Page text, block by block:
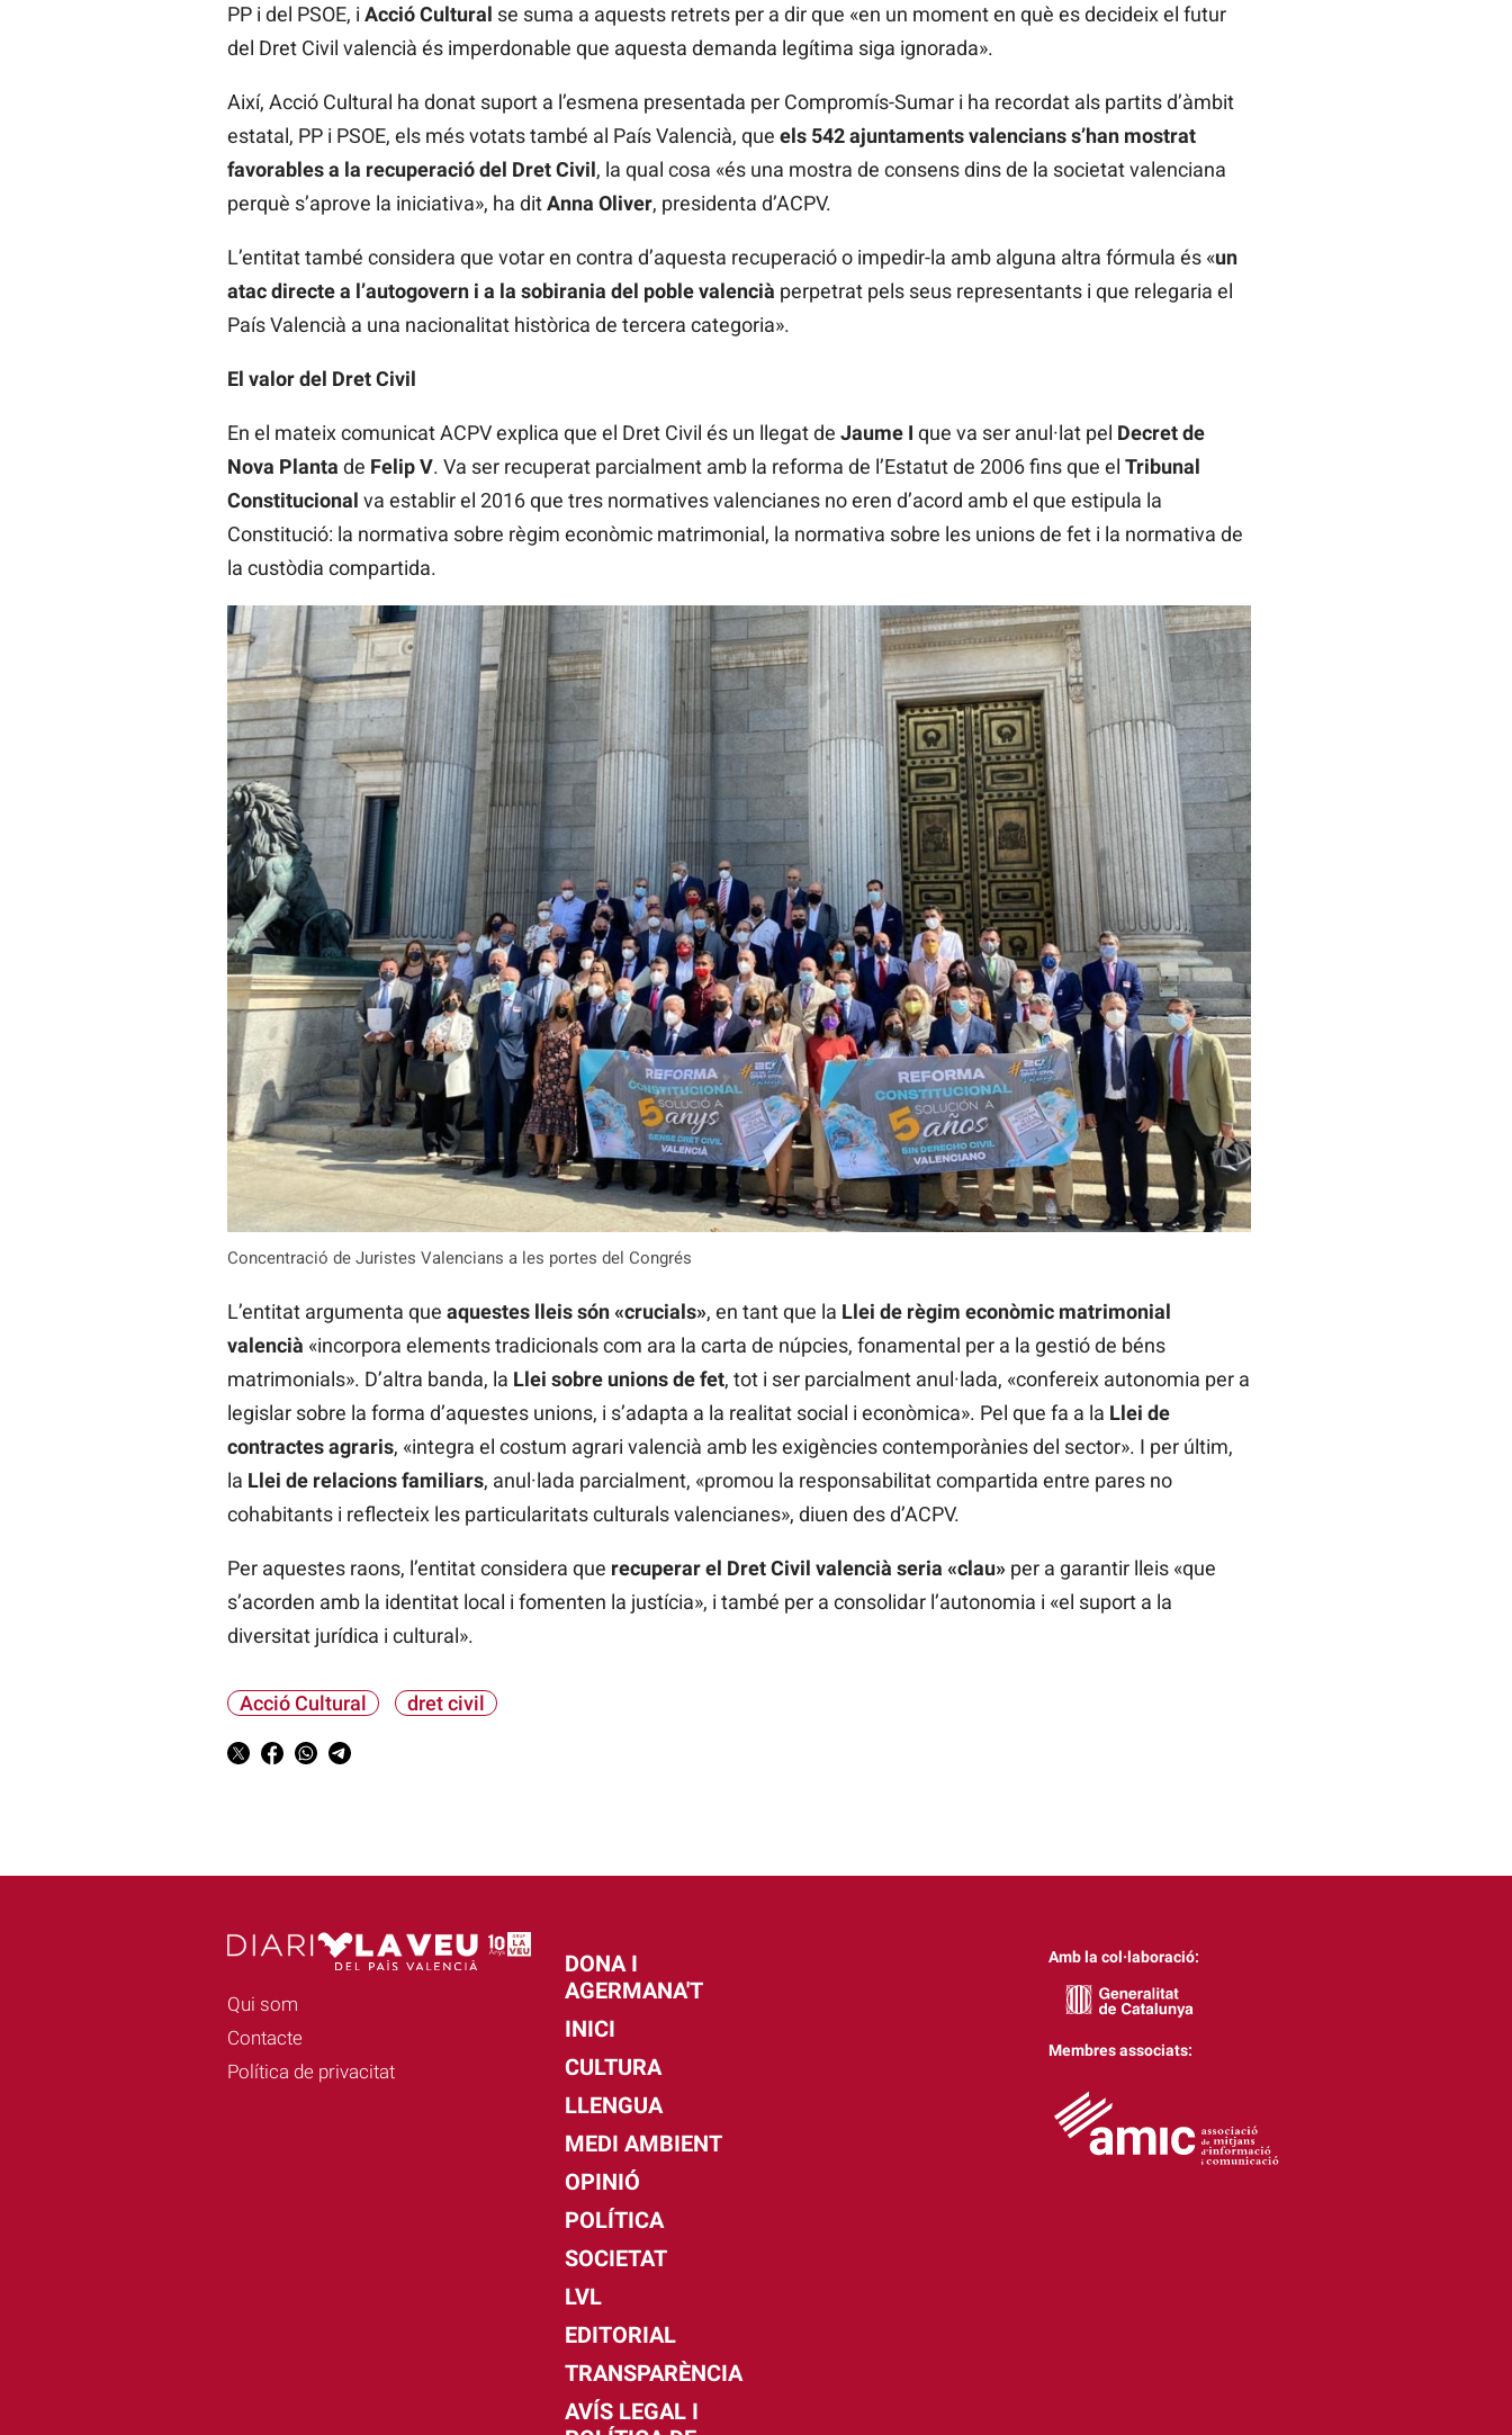
PP i del PSOE, i Acció Cultural se suma a aquests retrets per a dir que «en un moment en què es decideix el futur
del Dret Civil valencià és imperdonable que aquesta demanda legítima siga ignorada».
Així, Acció Cultural ha donat suport a l’esmena presentada per Compromís-Sumar i ha recordat als partits d’àmbit
estatal, PP i PSOE, els més votats també al País Valencià, que els 542 ajuntaments valencians s’han mostrat
favorables a la recuperació del Dret Civil, la qual cosa «és una mostra de consens dins de la societat valenciana
perquè s’aprove la iniciativa», ha ditAnna Oliver, presidenta d’ACPV.
L’entitat també considera que votar en contra d’aquesta recuperació o impedir-la amb alguna altra fórmula és «un
atac directe a l’autogovern i a la sobirania del poble valencià perpetrat pels seus representants i que relegaria el
País Valencià a una nacionalitat històrica de tercera categoria».
El valor del Dret Civil
En el mateix comunicat ACPV explica que el Dret Civil és un llegat de Jaume I que va ser anul·lat pel Decret de
Nova Planta de Felip V. Va ser recuperat parcialment amb la reforma de l’Estatut de 2006 fins que el Tribunal
Constitucional va establir el 2016 que tres normatives valencianes no eren d’acord amb el que estipula la
Constitució: la normativa sobre règim econòmic matrimonial, la normativa sobre les unions de fet i la normativa de
la custòdia compartida.
Concentració de Juristes Valencians a les portes del Congrés
L’entitat argumenta que aquestes lleis són «crucials», en tant que la Llei de règim econòmic matrimonial
valencià «incorpora elements tradicionals com ara la carta de núpcies, fonamental per a la gestió de béns
matrimonials». D’altra banda, la Llei sobre unions de fet, tot i ser parcialment anul·lada, «confereix autonomia per a
legislar sobre la forma d’aquestes unions, i s’adapta a la realitat social i econòmica». Pel que fa a la Llei de
contractes agraris, «integra el costum agrari valencià amb les exigències contemporànies del sector». I per últim,
la Llei de relacions familiars, anul·lada parcialment, «promou la responsabilitat compartida entre pares no
cohabitants i reflecteix les particularitats culturals valencianes», diuen des d’ACPV.
Per aquestes raons, l’entitat considera que recuperar el Dret Civil valencià seria «clau»per a garantir lleis «que
s’acorden amb la identitat local i fomenten la justícia», i també per a consolidar l’autonomia i «el suport a la
diversitat jurídica i cultural».
Acció Cultural dret civil
Qui som
Contacte
Política de privacitat
DONA I
AGERMANA'T
INICI
CULTURA
LLENGUA
MEDI AMBIENT
OPINIÓ
POLÍTICA
SOCIETAT
LVL
EDITORIAL
TRANSPARÈNCIA
AVÍS LEGAL I
Amb la col·laboració:
Membres associats: